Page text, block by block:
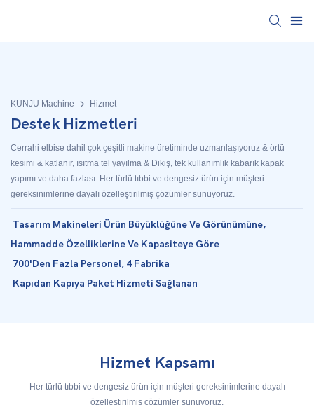
KUNJU Machine Hizmet
Destek Hizmetleri
Cerrahi elbise dahil çok çeşitli makine üretiminde uzmanlaşıyoruz & örtü
kesimi & katlanır, ısıtma tel yayılma & Dikiş, tek kullanımlık kabarık kapak
yapımı ve daha fazlası. Her türlü tıbbi ve dengesiz ürün için müşteri
gereksinimlerine dayalı özelleştirilmiş çözümler sunuyoruz.
Tasarım Makineleri Ürün Büyüklüğüne Ve Görünümüne,
Hammadde Özelliklerine Ve Kapasiteye Göre
700'den Fazla Personel, 4 Fabrika
Kapıdan Kapıya Paket Hizmeti Sağlanan
Hizmet Kapsamı
Her türlü tıbbi ve dengesiz ürün için müşteri gereksinimlerine dayalı
özelleştirilmiş çözümler sunuyoruz.